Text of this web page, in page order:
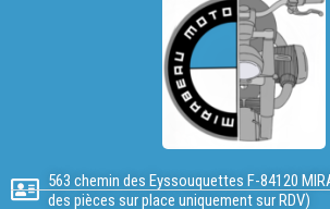
563 chemin des Eyssouquettes F-84120
des pièces sur place uniquement sur RDV)